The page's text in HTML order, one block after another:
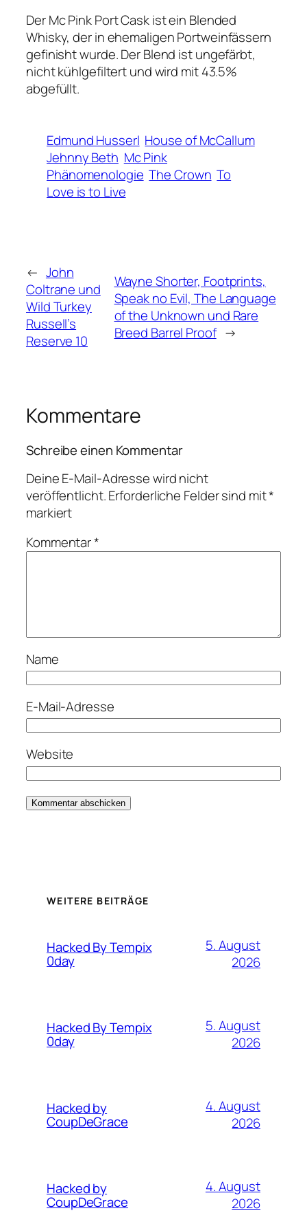
Der Mc Pink Port Cask ist ein Blended
Whisky, der in ehemaligen Portweinfässern
gefinisht wurde. Der Blend ist ungefärbt,
nicht kühlgefiltert und wird mit 43.5%
abgefüllt.
Edmund Husserl House of McCallum
Jehnny Beth Mc Pink
Phänomenologie The Crown To
Love is to Live
← John
Coltrane und
Wild Turkey
Russell’s
Reserve 10
Wayne Shorter, Footprints,
Speak no Evil, The Language
of the Unknown und Rare
Breed Barrel Proof →
Kommentare
Schreibe einen Kommentar
Deine E-Mail-Adresse wird nicht
veröffentlicht.Erforderliche Felder sind mit*
markiert
Kommentar*
Name
E-Mail-Adresse
Website
WEITERE BEITRÄGE
Hacked By Tempix
0day
5. August
2026
Hacked By Tempix
0day
5. August
2026
Hacked by
CoupDeGrace
4. August
2026
Hacked by
CoupDeGrace
4. August
2026